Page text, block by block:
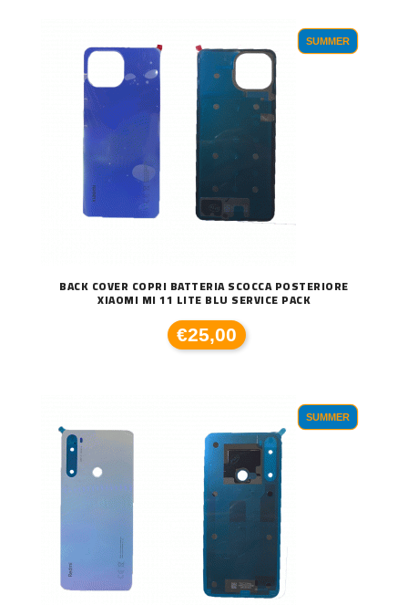
SUMMER
BACK COVER COPRI BATTERIA SCOCCA POSTERIORE
XIAOMI MI 11 LITE BLU SERVICE PACK
€25,00
SUMMER